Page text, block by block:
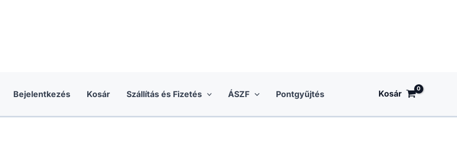
Bejelentkezés Kosár Szállítás és Fizetés ÁSZF Pontgyűjtés Kosár